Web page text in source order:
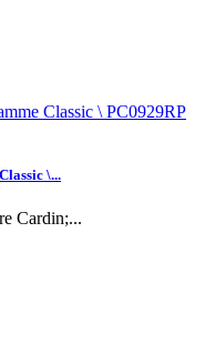
\...
Cardin;...